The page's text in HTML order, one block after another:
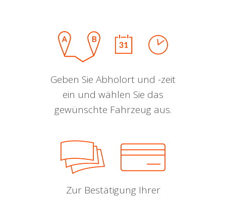
Geben Sie Abholort und -zeit
ein und wählen Sie das
gewünschte Fahrzeug aus.
Zur Bestätigung Ihrer